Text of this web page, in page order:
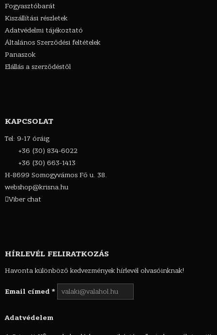
Fogyasztóbarát
Kiszállítási részletek
Adatvédelmi tájékoztató
Általános Szerződési feltételek
Panaszok
Elállás a szerződéstől
KAPCSOLAT
Tel: 9-17 óráig
+36 (30) 834-6022
+36 (30) 663-1413
H-8699 Somogyvámos Fő u. 38.
webshop@krisna.hu
Viber chat
HÍRLEVÉL FELIRATKOZÁS
Havonta különböző kedvezmények hírlevél olvasóinknak!
Email címed *
Adatvédelem